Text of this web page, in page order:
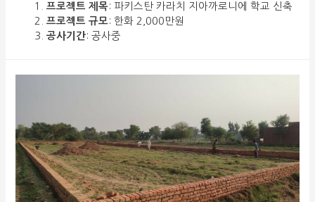
프로젝트 제목 : 파키스탄 카라치 지아까로니에 학교 신축
프로젝트 규모 : 한화 2,000만원
공사기간: 공사중